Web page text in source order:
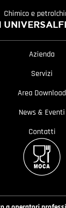
Chimico e
Azienda
Servizi
Area Download
News & Eventi
Contatti